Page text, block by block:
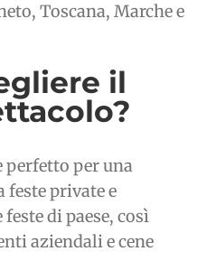
Toscana, Marche e
il
perfetto per una
feste private e
di paese, così
aziendali e cene